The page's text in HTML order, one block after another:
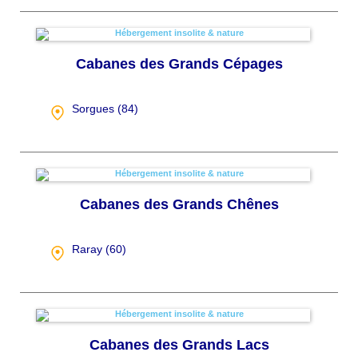
Cabanes des Grands Cépages
Sorgues (84)
Cabanes des Grands Chênes
Raray (60)
Cabanes des Grands Lacs